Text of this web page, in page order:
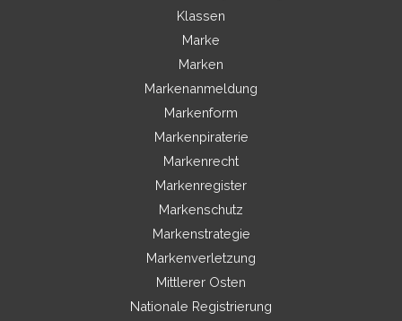
Klassen
Marke
Marken
Markenanmeldung
Markenform
Markenpiraterie
Markenrecht
Markenregister
Markenschutz
Markenstrategie
Markenverletzung
Mittlerer Osten
Nationale Registrierung